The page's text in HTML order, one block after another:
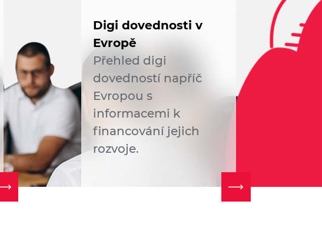
Digi dovednosti v
Evropě
Přehled digi
dovedností napříč
Evropou s
informacemi k
financování jejich
rozvoje.